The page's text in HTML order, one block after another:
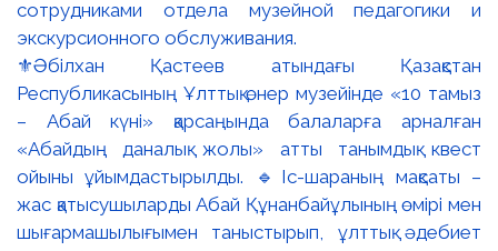
⚜️Әбілхан Қастеев атындағы Қазақстан
Республикасының Ұлттық өнер музейінде «10 тамыз
– Абай күні» қарсаңында балаларға арналған
«Абайдың даналық жолы» атты танымдық квест
ойыны ұйымдастырылды. 🔹Іс-шараның мақсаты –
жас қатысушыларды Абай Құнанбайұлының өмірі мен
шығармашылығымен таныстырып, ұлттық әдебиет